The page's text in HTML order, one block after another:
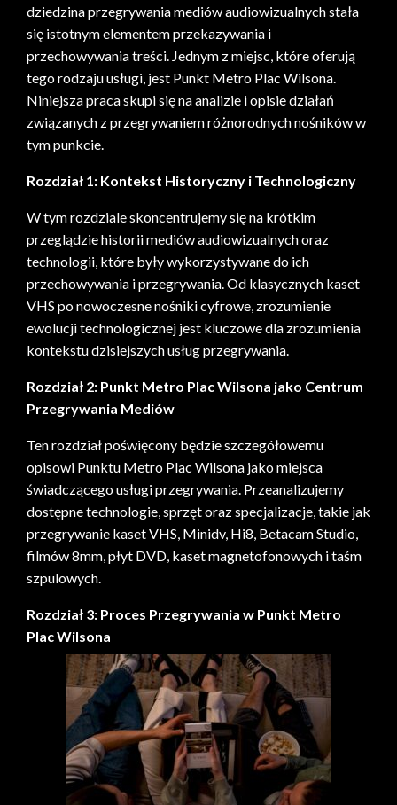
dziedzina przegrywania mediów audiowizualnych stała
się istotnym elementem przekazywania i
przechowywania treści. Jednym z miejsc, które oferują
tego rodzaju usługi, jest Punkt Metro Plac Wilsona.
Niniejsza praca skupi się na analizie i opisie działań
związanych z przegrywaniem różnorodnych nośników w
tym punkcie.
Rozdział 1: Kontekst Historyczny i Technologiczny
W tym rozdziale skoncentrujemy się na krótkim
przeglądzie historii mediów audiowizualnych oraz
technologii, które były wykorzystywane do ich
przechowywania i przegrywania. Od klasycznych kaset
VHS po nowoczesne nośniki cyfrowe, zrozumienie
ewolucji technologicznej jest kluczowe dla zrozumienia
kontekstu dzisiejszych usług przegrywania.
Rozdział 2: Punkt Metro Plac Wilsona jako Centrum
Przegrywania Mediów
Ten rozdział poświęcony będzie szczegółowemu
opisowi Punktu Metro Plac Wilsona jako miejsca
świadczącego usługi przegrywania. Przeanalizujemy
dostępne technologie, sprzęt oraz specjalizacje, takie jak
przegrywanie kaset VHS, Minidv, Hi8, Betacam Studio,
filmów 8mm, płyt DVD, kaset magnetofonowych i taśm
szpulowych.
Rozdział 3: Proces Przegrywania w Punkt Metro
Plac Wilsona